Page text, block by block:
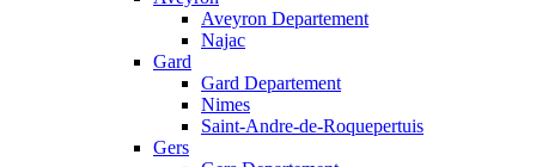
Aveyron Departement
Najac
Gard
Gard Departement
Nimes
Saint-Andre-de-Roquepertuis
Gers